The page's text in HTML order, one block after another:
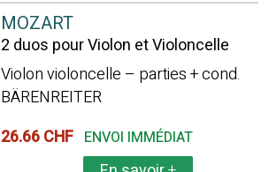
MOZART
2 duos pour Violon et Violoncelle
Violon violoncelle – parties + cond.
BÄRENREITER
26.66 CHF ENVOI IMMÉDIAT